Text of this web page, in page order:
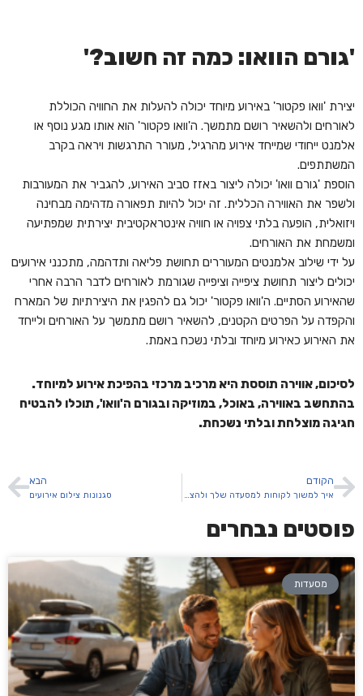
'גורם הוואו: כמה זה חשוב?'
יצירת 'וואו פקטור' באירוע מיוחד יכולה להעלות את החוויה הכוללת
לאורחים ולהשאיר רושם מתמשך. ה'וואו פקטור' הוא אותו מגע נוסף או
אלמנט ייחודי שמייחד אירוע מהרגיל, מעורר התרגשות ויראה בקרב
המשתתפים.
הוספת 'גורם וואו' יכולה ליצור באזז סביב האירוע, להגביר את המעורבות
ולשפר את האווירה הכללית. זה יכול להיות תפאורה מדהימה מבחינה
ויזואלית, הופעה בלתי צפויה או חוויה אינטראקטיבית יצירתית שמפתיעה
ומשמחת את האורחים.
על ידי שילוב אלמנטים המעוררים תחושת פליאה ותדהמה, מתכנני אירועים
יכולים ליצור תחושת ציפייה וציפייה שגורמת לאורחים לדבר הרבה אחרי
שהאירוע הסתיים. ה'וואו פקטור' יכול גם להפגין את היצירתיות של המארח
והקפדה על הפרטים הקטנים, להשאיר רושם מתמשך על האורחים ולייחד
את האירוע כאירוע מיוחד ובלתי נשכח באמת.
לסיכום, אווירה תוססת היא מרכיב מרכזי בהפיכת אירוע למיוחד.
בהתחשב באווירה, באוכל, במוזיקה ובגורם ה'וואו', תוכלו להבטיח
חגיגה מוצלחת ובלתי נשכחת.
הקודם
איך למשוך לקוחות למסעדה שלך ולהצליח
הבא
סגנונות צילום אירועים
פוסטים נבחרים
מסעדות